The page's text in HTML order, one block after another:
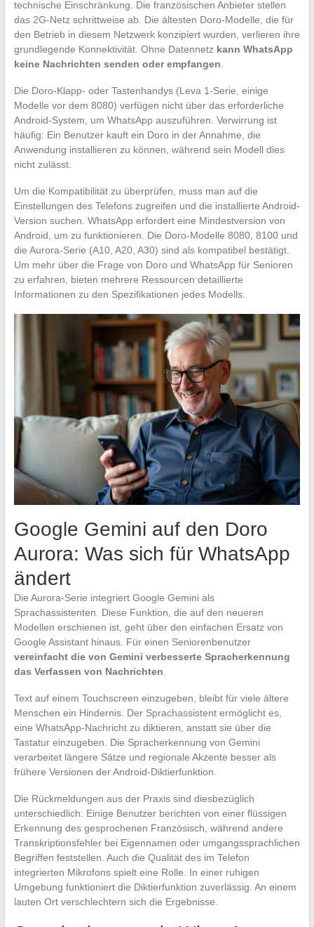
technische Einschränkung. Die französischen Anbieter stellen
das 2G-Netz schrittweise ab. Die ältesten Doro-Modelle, die für
den Betrieb in diesem Netzwerk konzipiert wurden, verlieren ihre
grundlegende Konnektivität. Ohne Datennetz kann WhatsApp
keine Nachrichten senden oder empfangen
Die Doro-Klapp- oder Tastenhandys (Leva 1-Serie, einige
Modelle vor dem 8080) verfügen nicht über das erforderliche
Android-System, um WhatsApp auszuführen. Verwirrung ist
häufig: Ein Benutzer kauft ein Doro in der Annahme, die
Anwendung installieren zu können, während sein Modell dies
nicht zulässt.
Um die Kompatibilität zu überprüfen, muss man auf die
Einstellungen des Telefons zugreifen und die installierte Android-
Version suchen. WhatsApp erfordert eine Mindestversion von
Android, um zu funktionieren. Die Doro-Modelle 8080, 8100 und
die Aurora-Serie (A10, A20, A30) sind als kompatibel bestätigt.
Um mehr über die Frage von Doro und WhatsApp für Senioren
zu erfahren, bieten mehrere Ressourcen detaillierte
Informationen zu den Spezifikationen jedes Modells.
Google Gemini auf den Doro
Aurora: Was sich für WhatsApp
ändert
Die Aurora-Serie integriert Google Gemini als
Sprachassistenten. Diese Funktion, die auf den neueren
Modellen erschienen ist, geht über den einfachen Ersatz von
Google Assistant hinaus. Für einen Seniorenbenutzer
vereinfacht die von Gemini verbesserte Spracherkennung
das Verfassen von Nachrichten
Text auf einem Touchscreen einzugeben, bleibt für viele ältere
Menschen ein Hindernis. Der Sprachassistent ermöglicht es,
eine WhatsApp-Nachricht zu diktieren, anstatt sie über die
Tastatur einzugeben. Die Spracherkennung von Gemini
verarbeitet längere Sätze und regionale Akzente besser als
frühere Versionen der Android-Diktierfunktion.
Die Rückmeldungen aus der Praxis sind diesbezüglich
unterschiedlich: Einige Benutzer berichten von einer flüssigen
Erkennung des gesprochenen Französisch, während andere
Transkriptionsfehler bei Eigennamen oder umgangssprachlichen
Begriffen feststellen. Auch die Qualität des im Telefon
integrierten Mikrofons spielt eine Rolle. In einer ruhigen
Umgebung funktioniert die Diktierfunktion zuverlässig. An einem
lauten Ort verschlechtern sich die Ergebnisse.